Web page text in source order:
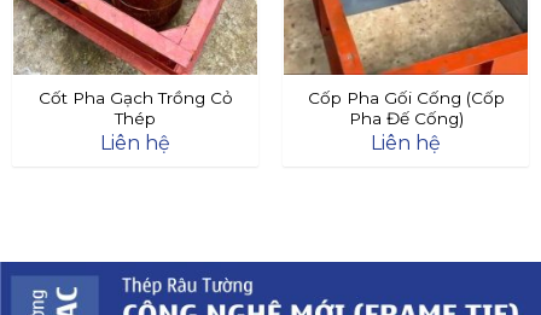
Cốt Pha Gạch Trồng Cỏ
Thép
Liên hệ
Cốp Pha Gối Cống (Cốp
Pha Đế Cống)
Liên hệ